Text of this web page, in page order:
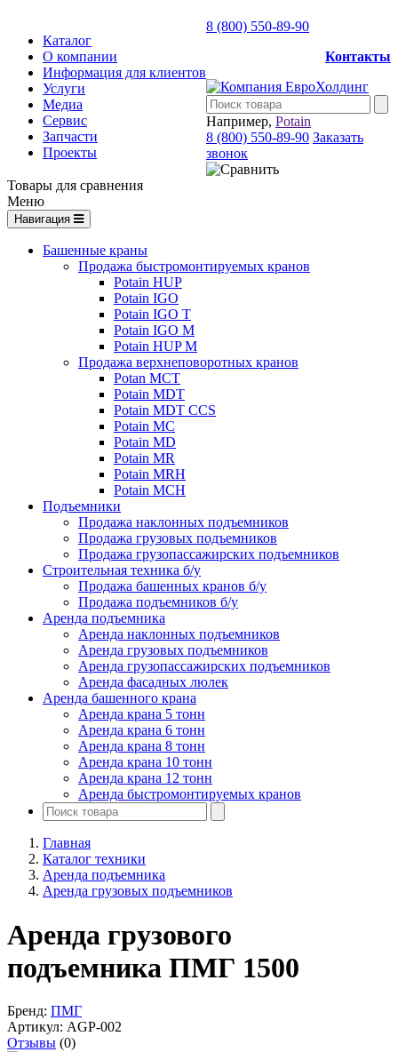
Каталог
О компании
Информация для клиентов
Услуги
Медиа
Сервис
Запчасти
Проекты
8 (800) 550-89-90
Контакты
Например, Potain
8 (800) 550-89-90 Заказать
звонок
Товары для сравнения
Меню
Навигация
Башенные краны
Продажа быстромонтируемых кранов
Potain HUP
Potain IGO
Potain IGO T
Potain IGO M
Potain HUP M
Продажа верхнеповоротных кранов
Potan MCT
Potain MDT
Potain MDT CCS
Potain MC
Potain MD
Potain MR
Potain MRH
Potain MCH
Подъемники
Продажа наклонных подъемников
Продажа грузовых подъемников
Продажа грузопассажирских подъемников
Строительная техника б/у
Продажа башенных кранов б/у
Продажа подъемников б/у
Аренда подъемника
Аренда наклонных подъемников
Аренда грузовых подъемников
Аренда грузопассажирских подъемников
Аренда фасадных люлек
Аренда башенного крана
Аренда крана 5 тонн
Аренда крана 6 тонн
Аренда крана 8 тонн
Аренда крана 10 тонн
Аренда крана 12 тонн
Аренда быстромонтируемых кранов
Главная
Каталог техники
Аренда подъемника
Аренда грузовых подъемников
Аренда грузового
подъемника ПМГ 1500
Бренд: ПМГ
Артикул: AGP-002
Отзывы (0)